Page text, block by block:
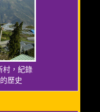
村，紀錄
歷史